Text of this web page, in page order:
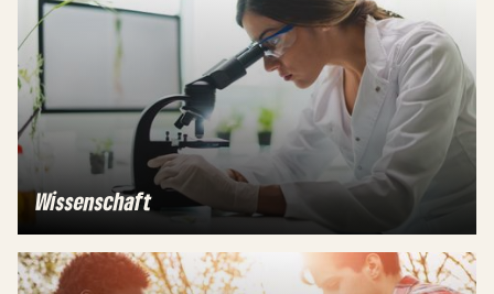
Wissenschaft